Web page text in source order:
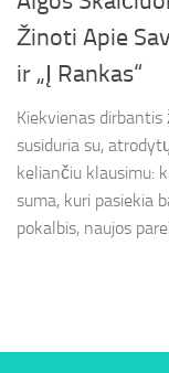
Žinoti Apie
ir „Į Rankas“
Kiekvienas
susiduria su,
keliančiu klausimu:
suma, kuri pasiekia
pokalbis, naujos